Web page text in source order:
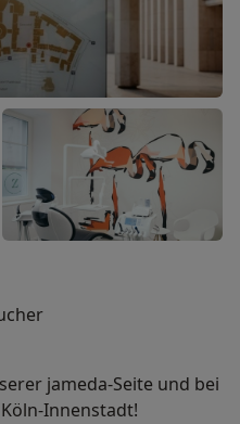
jameda-Seite und bei
Innenstadt!